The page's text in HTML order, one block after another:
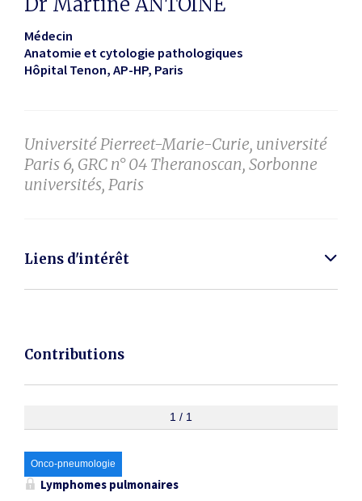
Médecin
Anatomie et cytologie pathologiques
Hôpital Tenon, AP-HP Paris
Université Pierreet-Marie-Curie, université
Paris 6, GRC n° 04 Theranoscan, Sorbonne
universités, Paris
Liens d'intérêt
Contributions
1 / 1
Onco-pneumologie
Lymphomes pulmonaires